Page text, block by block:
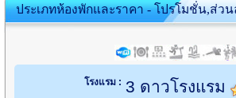
ประเภทห้องพักและราคา - โปรโมชั่น,ส่ว
โรงแรม : 3 ดาวโรงแรม